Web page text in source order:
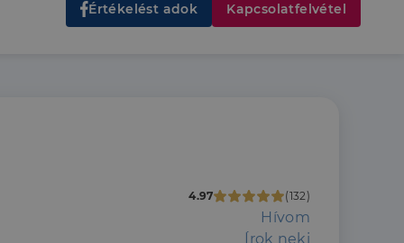
Értékelést adok Kapcsolatfelvétel
4.97 (132)
Hívom
Írok neki